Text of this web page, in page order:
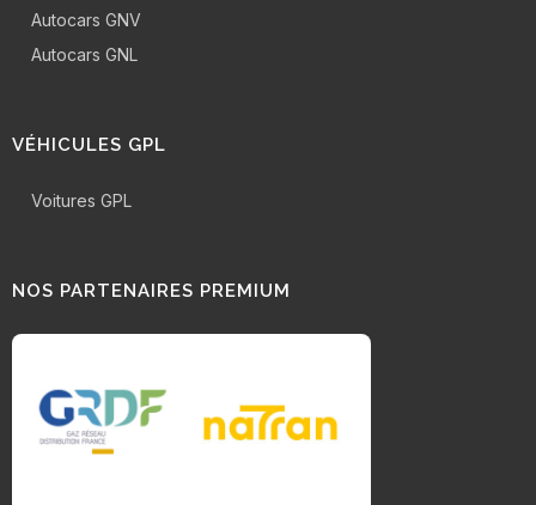
Autocars GNV
Autocars GNL
VÉHICULES GPL
Voitures GPL
NOS PARTENAIRES PREMIUM